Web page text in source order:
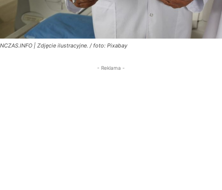
NCZAS.INFO | Zdjęcie ilustracyjne. / foto: Pixabay
- Reklama -